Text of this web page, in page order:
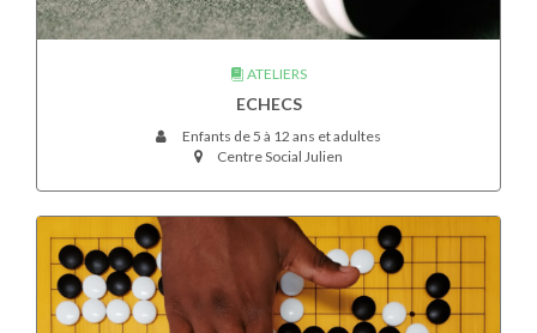
ATELIERS
ECHECS
Enfants de 5 à 12 ans et adultes
Centre Social Julien